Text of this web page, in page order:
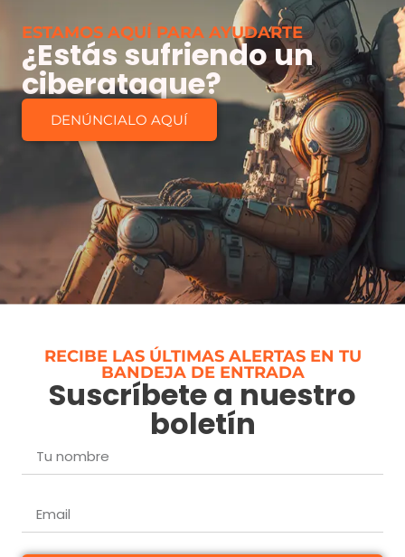
ESTAMOS AQUÍ PARA AYUDARTE
¿Estás sufriendo un
ciberataque?
DENÚNCIALO AQUÍ
RECIBE LAS ÚLTIMAS ALERTAS EN TU
BANDEJA DE ENTRADA
Suscríbete a nuestro
boletín